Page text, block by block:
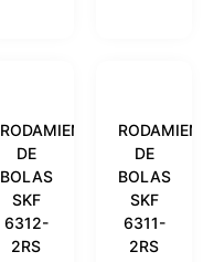
RODAMIENTO
DE
BOLAS
SKF
6312-
2RS
DE
BOLAS
SKF
6311-
2RS